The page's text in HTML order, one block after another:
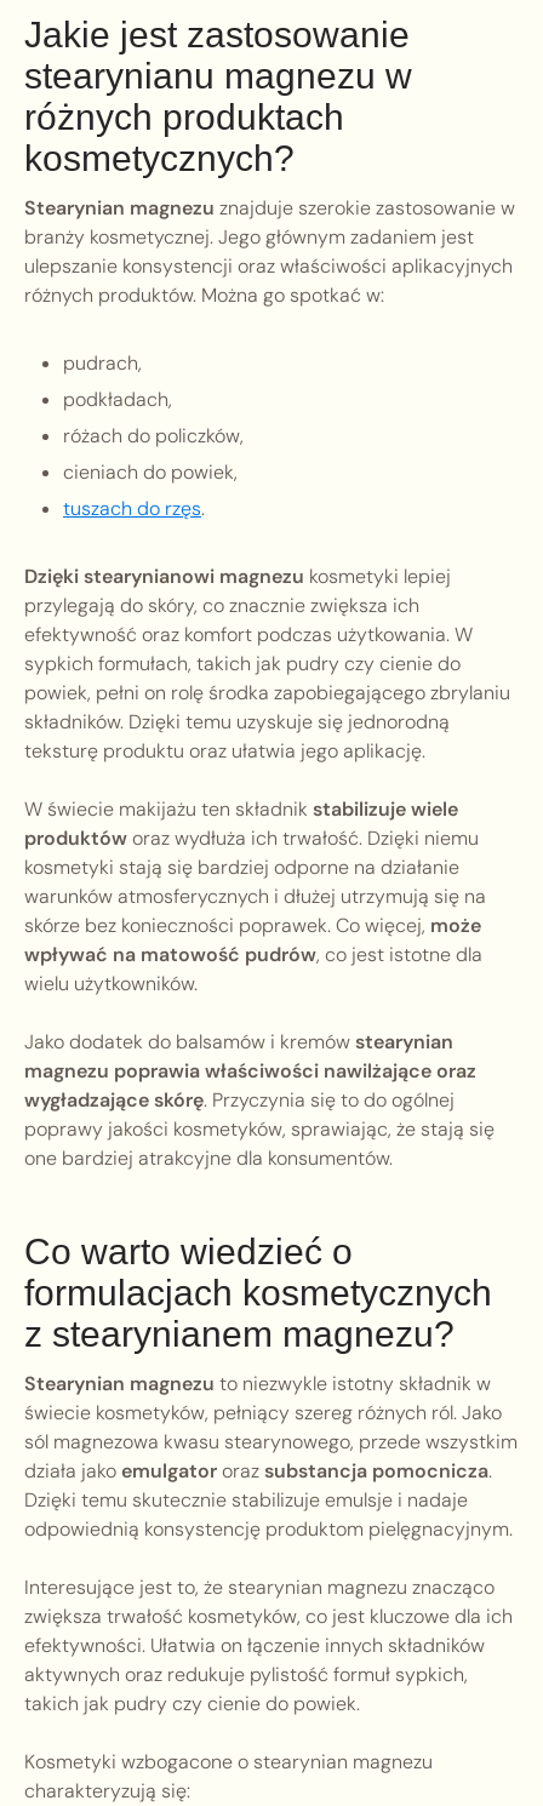
Jakie jest zastosowanie
stearynianu magnezu w
różnych produktach
kosmetycznych?
Stearynian magnezu znajduje szerokie zastosowanie w
branży kosmetycznej. Jego głównym zadaniem jest
ulepszanie konsystencji oraz właściwości aplikacyjnych
różnych produktów. Można go spotkać w:
pudrach,
podkładach,
różach do policzków,
cieniach do powiek,
tuszach do rzęs.
Dzięki stearynianowi magnezu kosmetyki lepiej
przylegają do skóry, co znacznie zwiększa ich
efektywność oraz komfort podczas użytkowania. W
sypkich formułach, takich jak pudry czy cienie do
powiek, pełni on rolę środka zapobiegającego zbrylaniu
składników. Dzięki temu uzyskuje się jednorodną
teksturę produktu oraz ułatwia jego aplikację.
W świecie makijażu ten składnik stabilizuje wiele
produktóworaz wydłuża ich trwałość. Dzięki niemu
kosmetyki stają się bardziej odporne na działanie
warunków atmosferycznych i dłużej utrzymują się na
skórze bez konieczności poprawek. Co więcej, może
wpływać na matowość pudrów, co jest istotne dla
wielu użytkowników.
Jako dodatek do balsamów i kremówstearynian
magnezu poprawia właściwości nawilżające oraz
wygładzające skórę. Przyczynia się to do ogólnej
poprawy jakości kosmetyków, sprawiając, że stają się
one bardziej atrakcyjne dla konsumentów.
Co warto wiedzieć o
formulacjach kosmetycznych
z stearynianem magnezu?
Stearynian magnezu to niezwykle istotny składnik w
świecie kosmetyków, pełniący szereg różnych ról. Jako
sól magnezowa kwasu stearynowego, przede wszystkim
działa jakoemulgatororazsubstancja pomocnicza.
Dzięki temu skutecznie stabilizuje emulsje i nadaje
odpowiednią konsystencję produktom pielęgnacyjnym.
Interesujące jest to, że stearynian magnezu znacząco
zwiększa trwałość kosmetyków, co jest kluczowe dla ich
efektywności. Ułatwia on łączenie innych składników
aktywnych oraz redukuje pylistość formuł sypkich,
takich jak pudry czy cienie do powiek.
Kosmetyki wzbogacone o stearynian magnezu
charakteryzują się: